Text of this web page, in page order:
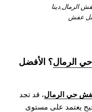
الرمال,دينا
عفش
الرمال؟ الأفضل
حي الرمال، قد تجد
يعتمد على مستوى